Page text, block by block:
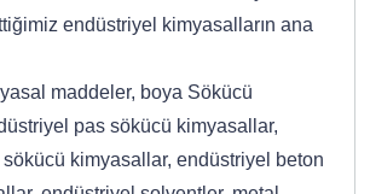
endüstriyel kimyasalların ana
maddeler, boya Sökücü
pas sökücü kimyasallar,
kimyasallar, endüstriyel beton